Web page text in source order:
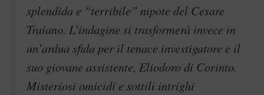
splendida e “terribile” nipote del Cesare
Traiano. L’indagine si trasformerà invece in
un’ardua sfida per il tenace investigatore e il
suo giovane assistente, Eliodoro di Corinto.
Misteriosi omicidi e sottili intrighi